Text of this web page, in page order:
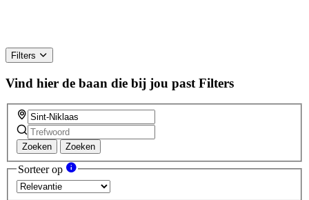
Filters
Vind hier de baan die bij jou past Filters
Zoeken Zoeken
Sorteer op